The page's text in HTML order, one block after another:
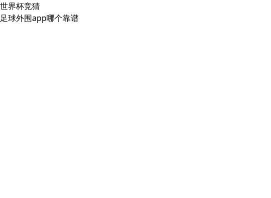
世界杯竞猜
足球外围app哪个靠谱